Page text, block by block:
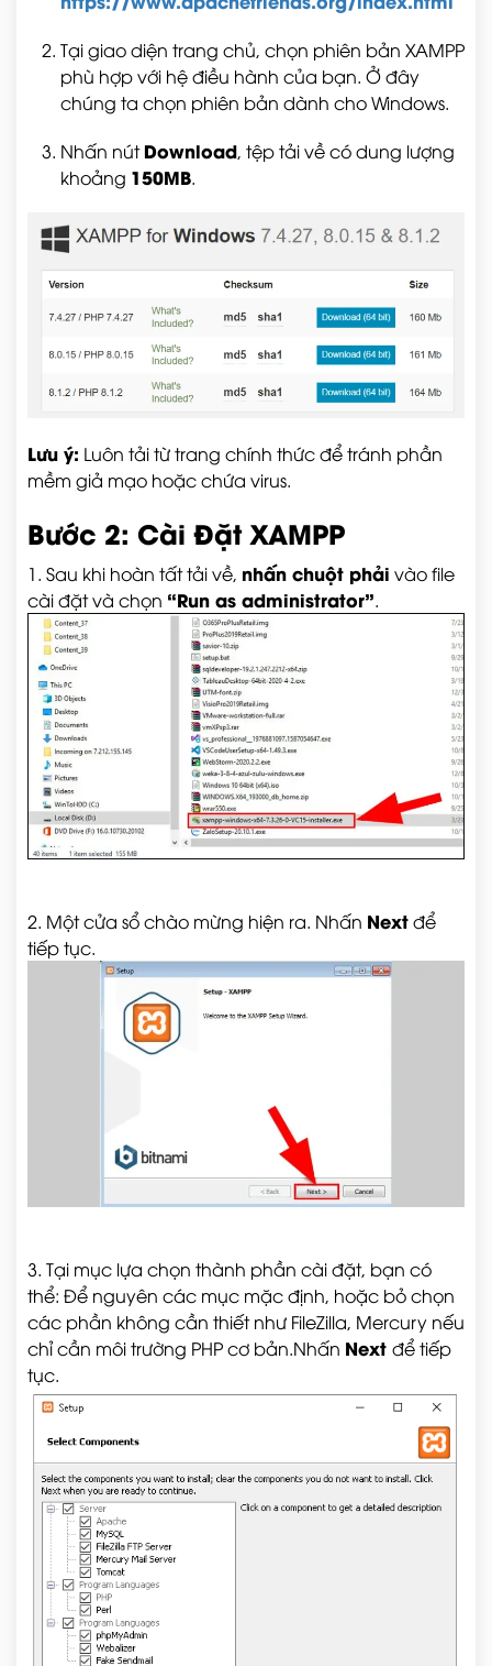
Tại giao diện trang chủ, chọn phiên bản XAMPP
phù hợp với hệ điều hành của bạn. Ở đây
chúng ta chọn phiên bản dành cho Windows.
Nhấn nútDownload, tệp tải về có dung lượng
khoảng 150MB.
Lưu ý: Luôn tải từ trang chính thức để tránh phần
mềm giả mạo hoặc chứa virus.
Bước 2: Cài Đặt XAMPP
1. Sau khi hoàn tất tải về, nhấn chuột phải vào file
cài đặt và chọn “Run as administrator”.
2. Một cửa sổ chào mừng hiện ra. Nhấn Nextđể
tiếp tục.
3. Tại mục lựa chọn thành phần cài đặt, bạn có
thể: Để nguyên các mục mặc định, hoặc bỏ chọn
các phần không cần thiết như FileZilla, Mercury nếu
chỉ cần môi trường PHP cơ bản.Nhấn Next để tiếp
tục.